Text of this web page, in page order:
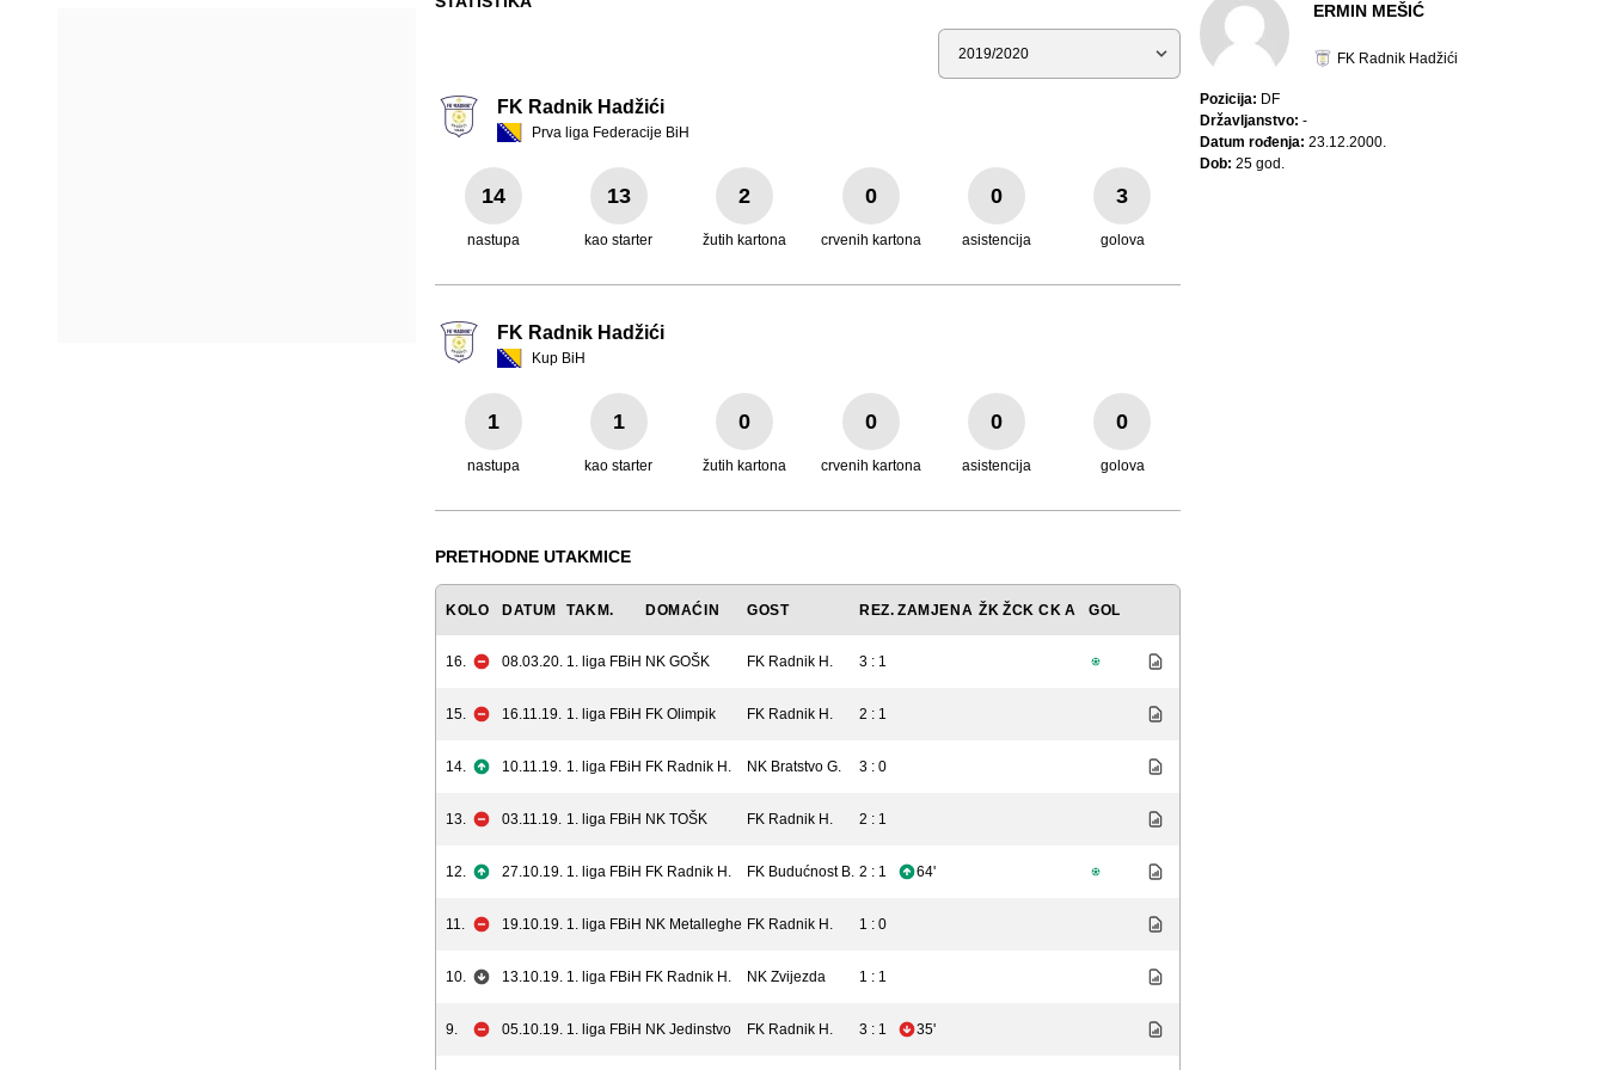
Sezona
FK Radnik Hadžići
Prva liga Federacije BiH
14
nastupa
13
kao starter
2
žutih kartona
0
crvenih kartona
0
asistencija
3
golova
FK Radnik Hadžići
Kup BiH
1
nastupa
1
kao starter
0
žutih kartona
0
crvenih kartona
0
asistencija
0
golova
PRETHODNE UTAKMICE
KOLO DATUM TAKM. DOMAĆIN GOST REZ. ZAMJENA ŽK ŽCK CK A GOL
16. 08.03.20. 1. liga FBiH NK GOŠK FK Radnik H. 3 : 1
15. 16.11.19. 1. liga FBiH FK Olimpik FK Radnik H. 2 : 1
14. 10.11.19. 1. liga FBiH FK Radnik H. NK Bratstvo G. 3 : 0
13. 03.11.19. 1. liga FBiH NK TOŠK FK Radnik H. 2 : 1
12. 27.10.19. 1. liga FBiH FK Radnik H. FK Budućnost B. 2 : 1 64'
11. 19.10.19. 1. liga FBiH NK Metalleghe FK Radnik H. 1 : 0
10. 13.10.19. 1. liga FBiH FK Radnik H. NK Zvijezda 1 : 1
9. 05.10.19. 1. liga FBiH NK Jedinstvo FK Radnik H. 3 : 1 35'
ERMIN MEŠIĆ
FK Radnik Hadžići
Pozicija: DF
Državljanstvo: -
Datum rođenja: 23.12.2000.
Dob: 25 god.